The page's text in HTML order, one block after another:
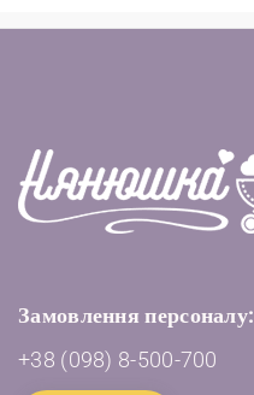
Замовлення персоналу:
+38 (098) 8-500-700